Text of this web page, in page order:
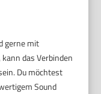
gerne mit
das Verbinden
Du möchtest
Sound